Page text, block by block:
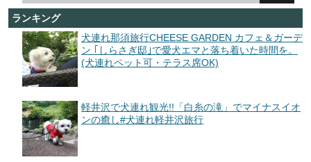
ランキング
犬連れ那須旅行CHEESE GARDEN カフェ＆ガーデ
ン ｢しらさぎ邸｣で愛犬エマと落ち着いた時間を。
(犬連れペット可・テラス席OK)
軽井沢で犬連れ観光!!「白糸の滝」でマイナスイオ
ンの癒し#犬連れ軽井沢旅行